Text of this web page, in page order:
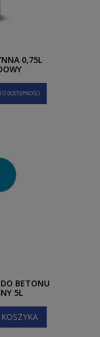
0,75L
DOSTĘPNOŚCI
BETONU
5L